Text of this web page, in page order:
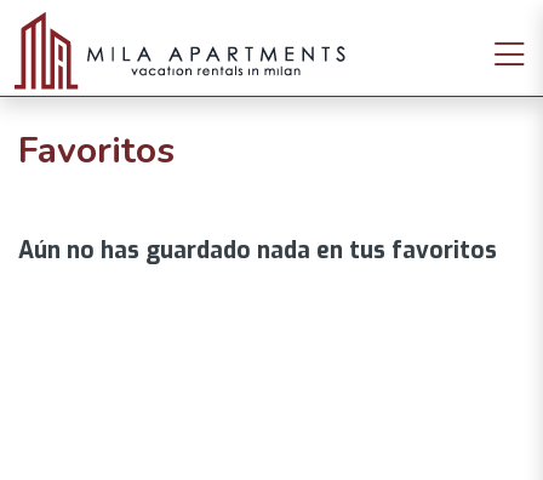
Favoritos
Aún no has guardado nada en tus favoritos